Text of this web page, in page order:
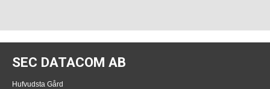
SEC DATACOM AB
Hufvudsta Gård